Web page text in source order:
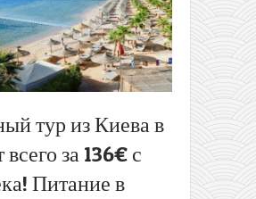
тур из Киева в
за 136€ с
Питание в
Варшавы
Кению
за 280€
обратно!
где
Наброски: